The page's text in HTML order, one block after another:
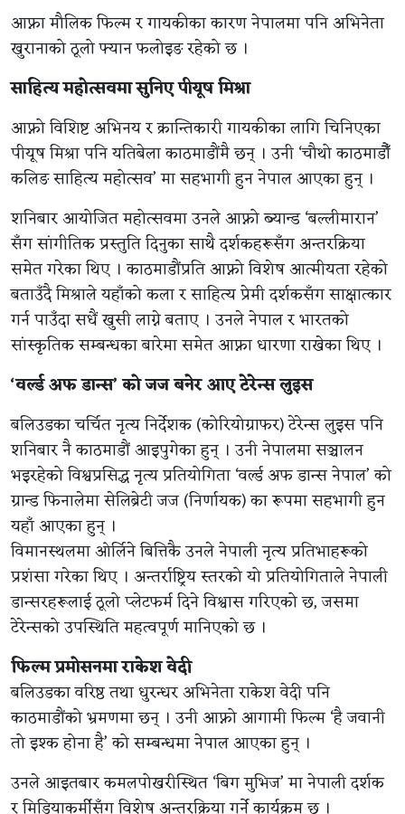
आफ्ना मौलिक फिल्म र गायकीका कारण नेपालमा पनि अभिनेता
खुरानाको ठूलो फ्यान फलोइङ रहेको छ ।
साहित्य महोत्सवमा सुनिए पीयूष मिश्रा
आफ्नो विशिष्ट अभिनय र क्रान्तिकारी गायकीका लागि चिनिएका
पीयूष मिश्रा पनि यतिबेला काठमाडौंमै छन् । उनी ‘चौथो काठमाडौँ
कलिङ साहित्य महोत्सव’ मा सहभागी हुन नेपाल आएका हुन् ।
शनिबार आयोजित महोत्सवमा उनले आफ्नो ब्यान्ड ‘बल्लीमारान’
सँग सांगीतिक प्रस्तुति दिनुका साथै दर्शकहरूसँग अन्तरक्रिया
समेत गरेका थिए । काठमाडौंप्रति आफ्नो विशेष आत्मीयता रहेको
बताउँदै मिश्राले यहाँको कला र साहित्य प्रेमी दर्शकसँग साक्षात्कार
गर्न पाउँदा सधैं खुसी लाग्ने बताए । उनले नेपाल र भारतको
सांस्कृतिक सम्बन्धका बारेमा समेत आफ्ना धारणा राखेका थिए ।
‘वर्ल्ड अफ डान्स’ को जज बनेर आए टेरेन्स लुइस
बलिउडका चर्चित नृत्य निर्देशक (कोरियोग्राफर) टेरेन्स लुइस पनि
शनिबार नै काठमाडौं आइपुगेका हुन् । उनी नेपालमा सञ्चालन
भइरहेको विश्वप्रसिद्ध नृत्य प्रतियोगिता ‘वर्ल्ड अफ डान्स नेपाल’ को
ग्रान्ड फिनालेमा सेलिब्रेटी जज (निर्णायक) का रूपमा सहभागी हुन
यहाँ आएका हुन् ।
विमानस्थलमा ओर्लिने बित्तिकै उनले नेपाली नृत्य प्रतिभाहरूको
प्रशंसा गरेका थिए । अन्तर्राष्ट्रिय स्तरको यो प्रतियोगिताले नेपाली
डान्सरहरूलाई ठूलो प्लेटफर्म दिने विश्वास गरिएको छ, जसमा
टेरेन्सको उपस्थिति महत्वपूर्ण मानिएको छ ।
फिल्म प्रमोसनमा राकेश वेदी
बलिउडका वरिष्ठ तथा धुरन्धर अभिनेता राकेश वेदी पनि
काठमाडौंको भ्रमणमा छन् । उनी आफ्नो आगामी फिल्म ‘है जवानी
तो इश्क होना है’ को सम्बन्धमा नेपाल आएका हुन् ।
उनले आइतबार कमलपोखरीस्थित ‘बिग मुभिज’ मा नेपाली दर्शक